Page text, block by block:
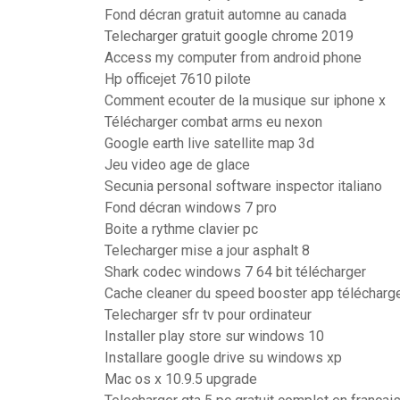
Fond décran gratuit automne au canada
Telecharger gratuit google chrome 2019
Access my computer from android phone
Hp officejet 7610 pilote
Comment ecouter de la musique sur iphone x
Télécharger combat arms eu nexon
Google earth live satellite map 3d
Jeu video age de glace
Secunia personal software inspector italiano
Fond décran windows 7 pro
Boite a rythme clavier pc
Telecharger mise a jour asphalt 8
Shark codec windows 7 64 bit télécharger
Cache cleaner du speed booster app
Telecharger sfr tv pour ordinateur
Installer play store sur windows 10
Installare google drive su windows xp
Mac os x 10.9.5 upgrade